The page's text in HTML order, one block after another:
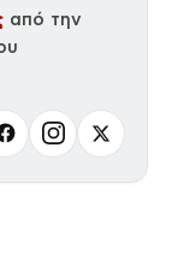
από την